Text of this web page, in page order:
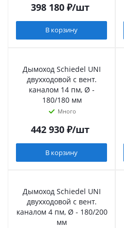
398 180₽/шт
В корзину
Дымоход Schiedel UNI
двухходовой с вент.
каналом 14 пм, Ø -
180/180 мм
Много
442 930₽/шт
В корзину
Дымоход Schiedel UNI
двухходовой с вент.
каналом 4 пм, Ø - 180/200
мм